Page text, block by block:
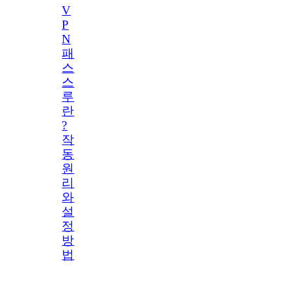
V
P
N
패
스
스
루
란
?
작
동
원
리
와
설
정
방
법